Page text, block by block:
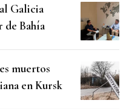
Galicia
de Bahía
muertos
en Kursk